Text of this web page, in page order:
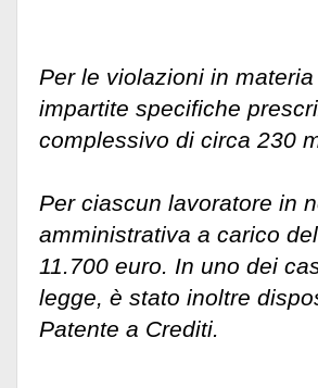
Per le violazioni in
impartite specifiche
complessivo di circa 230
Per ciascun lavoratore in
amministrativa a carico
11.700 euro. In uno dei
legge, è stato inoltre
Patente a Crediti.